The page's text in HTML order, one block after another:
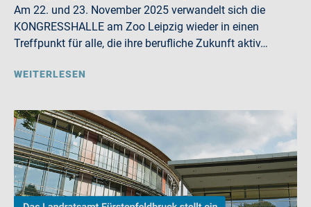
Am 22. und 23. November 2025 verwandelt sich die
KONGRESSHALLE am Zoo Leipzig wieder in einen
Treffpunkt für alle, die ihre berufliche Zukunft aktiv…
WEITERLESEN